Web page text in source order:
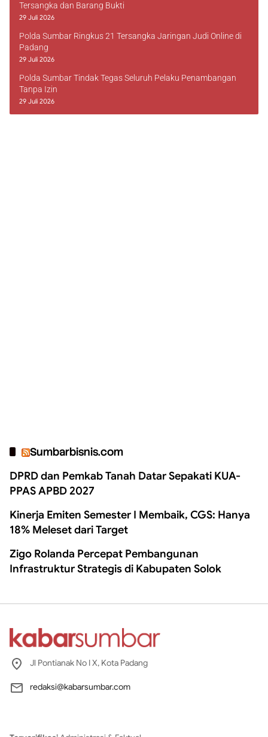
Tersangka dan Barang Bukti
29 Juli 2026
Polda Sumbar Ringkus 21 Tersangka Jaringan Judi Online di
Padang
29 Juli 2026
Polda Sumbar Tindak Tegas Seluruh Pelaku Penambangan
Tanpa Izin
29 Juli 2026
Sumbarbisnis.com
DPRD dan Pemkab Tanah Datar Sepakati KUA-
PPAS APBD 2027
Kinerja Emiten Semester I Membaik, CGS: Hanya
18% Meleset dari Target
Zigo Rolanda Percepat Pembangunan
Infrastruktur Strategis di Kabupaten Solok
Jl Pontianak No I X, Kota Padang
redaksi@kabarsumbar.com